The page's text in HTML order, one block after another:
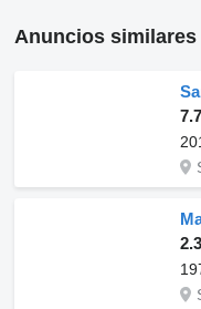
Anuncios similares